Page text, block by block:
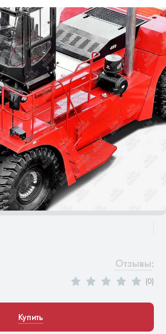
Отзывы:
(0)
Купить